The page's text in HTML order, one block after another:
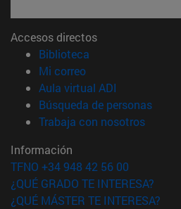
Accesos directos
Biblioteca
Mi correo(abre en nueva
Aula virtual ADI
Búsqueda de personas(abre
Trabaja con nosotros(abre
Información
TFNO +34 948 42 56 00
¿QUÉ GRADO TE INTERESA?
¿QUÉ MÁSTER TE INTERESA?